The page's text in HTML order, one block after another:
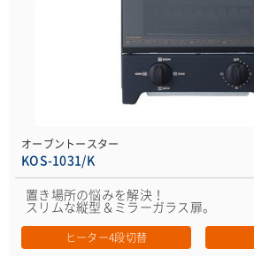
オーブントースター
KOS-1031/K
置き場所の悩みを解決！
スリムな縦型＆ミラーガラス扉。
ヒーター4段切替